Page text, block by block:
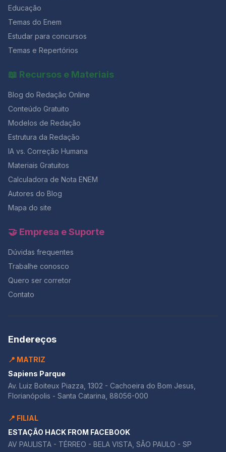
sobrar tempo. ⚙️ Dica estratégica: acerte mais
questões fáceis e médias. É isso que eleva sua nota na
TRI. Que horas acaba o primeiro dia do ENEM? O 1º dia
termina às 19h (horário de Brasília).A partir desse
momento, nenhuma resposta pode ser entregue.O
o fim. Evite sair cedo.Mesmo que já tenha terminado,
o gabarito e reler sua redação com calma.Essa revisão
final costuma fazer diferença de 50 a 80 pontos na
nota final. Como aproveitar melhor o tempo e manter o
foco? 💥 Faltam poucos dias para o ENEM! Garanta sua
preparação completa com 50% OFF na Black da
Aprovação 2026 e tenha acesso a simulados,
Conclusão: tempo é estratégia O relógio é seu maior
aliado se você souber controlá-lo.Com um plano de
tempo realista, alternando redação e questões, é
possível evitar o desespero dos minutos finais e
garantir um desempenho constante em toda a prova.
na sala com foco e sai com resultado.E se você quer
testar esse controle de tempo com correção
profissional, o momento é agora — com 50% OFF na
Educação
Temas do Enem
Estudar para concursos
Temas e Repertórios
📖 Recursos e Materiais
Blog do Redação Online
Conteúdo Gratuito
Modelos de Redação
Estrutura da Redação
IA vs. Correção Humana
Materiais Gratuitos
Calculadora de Nota ENEM
Autores do Blog
Mapa do site
🤝 Empresa e Suporte
Dúvidas frequentes
Trabalhe conosco
Quero ser corretor
Contato
Endereços
📍 MATRIZ
Sapiens Parque
Av. Luiz Boiteux Piazza, 1302 - Cachoeira do Bom Jesus,
Florianópolis - Santa Catarina, 88056-000
📍 FILIAL
ESTAÇÃO HACK FROM FACEBOOK
AV PAULISTA - TÉRREO - BELA VISTA, SÃO PAULO - SP